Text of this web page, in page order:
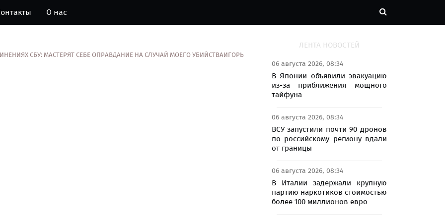
О нас
СБУ: МАСТЕРЯТ СЕБЕ ОПРАВДАНИЕ НА СЛУЧАЙ МОЕГО УБИЙСТВАИГОРЬ
ЛЕНТА НОВОСТЕЙ
06 августа 2026, 08:34
В Японии объявили эвакуацию
из-за приближения мощного
тайфуна
06 августа 2026, 08:34
ВСУ запустили почти 90 дронов
по российскому региону вдали
от границы
06 августа 2026, 08:34
В Италии задержали крупную
партию наркотиков стоимостью
более 100 миллионов евро